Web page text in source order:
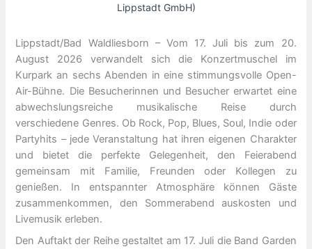
Lippstadt GmbH)
Lippstadt/Bad Waldliesborn – Vom 17. Juli bis zum 20.
August 2026 verwandelt sich die Konzertmuschel im
Kurpark an sechs Abenden in eine stimmungsvolle Open-
Air-Bühne. Die Besucherinnen und Besucher erwartet eine
abwechslungsreiche musikalische Reise durch
verschiedene Genres. Ob Rock, Pop, Blues, Soul, Indie oder
Partyhits – jede Veranstaltung hat ihren eigenen Charakter
und bietet die perfekte Gelegenheit, den Feierabend
gemeinsam mit Familie, Freunden oder Kollegen zu
genießen. In entspannter Atmosphäre können Gäste
zusammenkommen, den Sommerabend auskosten und
Livemusik erleben.
Den Auftakt der Reihe gestaltet am 17. Juli die Band Garden